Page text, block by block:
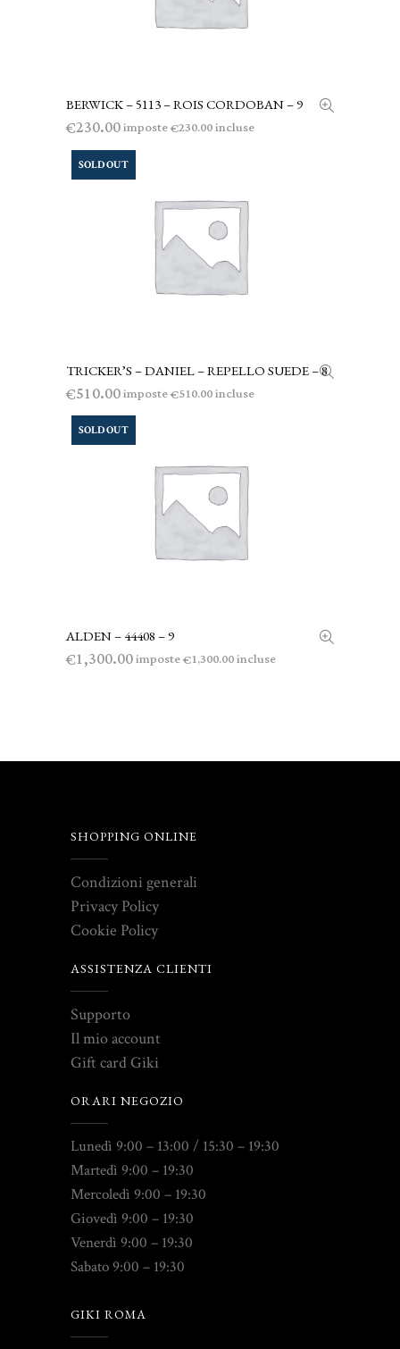
LEGGI TUTTO
BERWICK – 5113 – ROIS CORDOBAN – 9
€230.00imposte€230.00incluse
SOLD OUT
LEGGI TUTTO
TRICKER’S – DANIEL – REPELLO SUEDE – 8
€510.00imposte€510.00incluse
SOLD OUT
LEGGI TUTTO
ALDEN – 44408 – 9
€1,300.00imposte€1,300.00incluse
SHOPPING ONLINE
Condizioni generali
Privacy Policy
Cookie Policy
ASSISTENZA CLIENTI
Supporto
Il mio account
Gift card Giki
ORARI NEGOZIO
Lunedì 9:00 – 13:00 / 15:30 – 19:30
Martedì 9:00 – 19:30
Mercoledì 9:00 – 19:30
Giovedì 9:00 – 19:30
Venerdì 9:00 – 19:30
Sabato 9:00 – 19:30
GIKI ROMA